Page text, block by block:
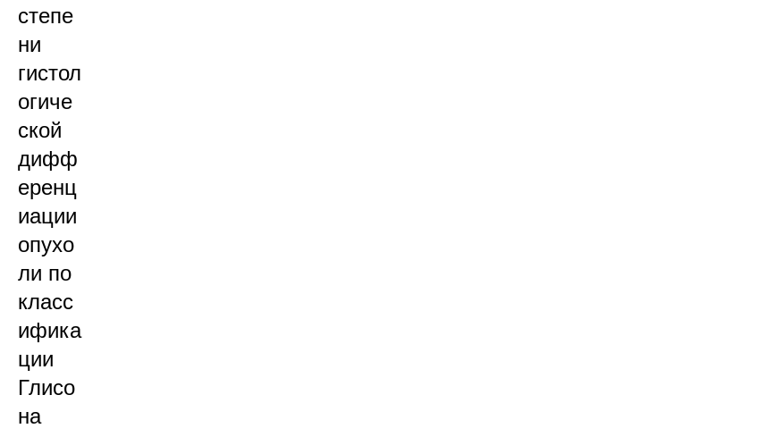
степе
ни
гистол
огиче
ской
дифф
еренц
иации
опухо
ли по
класс
ифика
ции
Глисо
на